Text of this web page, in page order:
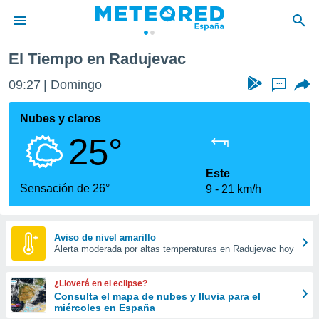
de
por
que se
calidad.
a este
las
y
forma
digital
basada
El Tiempo en Radujevac
09:27 Domingo ...
Nubes y claros
25°
Sensación de 26°
Este
9
21 km/h
Aviso de nivel amarillo
Alerta moderada por altas temperaturas en Radujevac hoy
¿Lloverá en el eclipse?
Consulta el mapa de nubes y lluvia para el
miércoles en España